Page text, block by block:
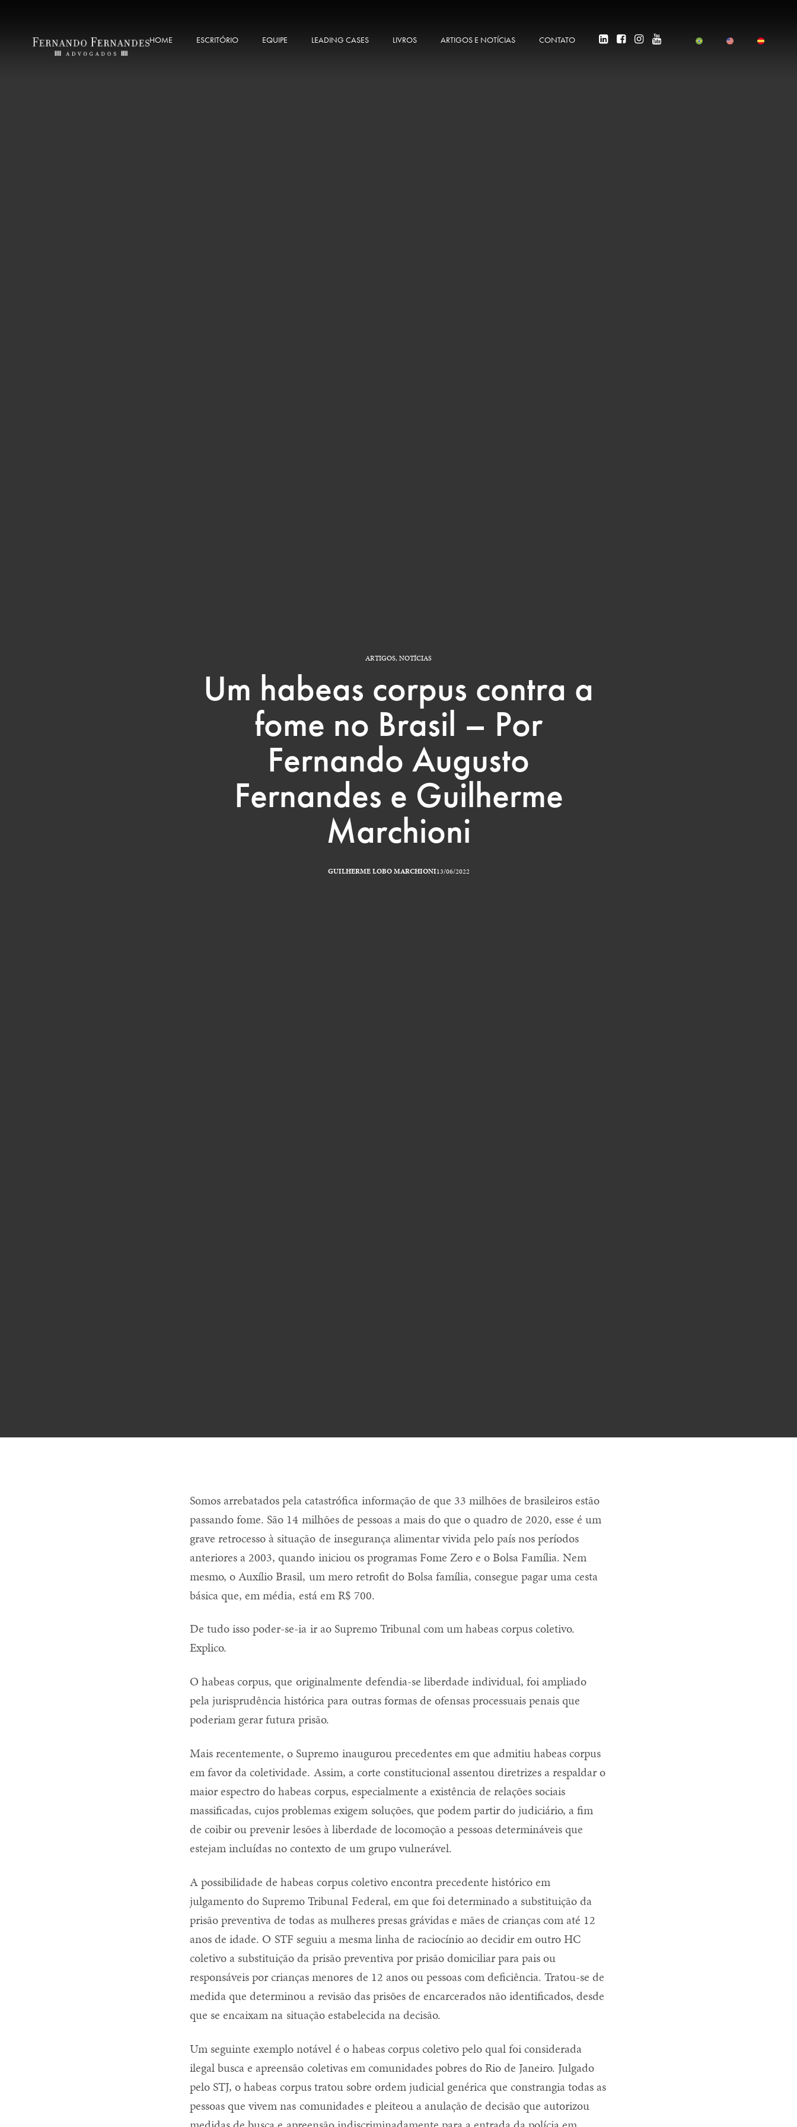
HOME ESCRITÓRIO EQUIPE LEADING CASES LIVROS ARTIGOS E NOTÍCIAS CONTATO
ARTIGOS,NOTÍCIAS
Um habeas corpus contra a
fome no Brasil – Por
Fernando Augusto
Fernandes e Guilherme
Marchioni
GUILHERME LOBO MARCHIONI13/06/2022
Somos arrebatados pela catastrófica informação de que 33 milhões de brasileiros estão
passando fome. São 14 milhões de pessoas a mais do que o quadro de 2020, esse é um
grave retrocesso à situação de insegurança alimentar vivida pelo país nos períodos
anteriores a 2003, quando iniciou os programas Fome Zero e o Bolsa Família. Nem
mesmo, o Auxílio Brasil, um mero retrofit do Bolsa família, consegue pagar uma cesta
básica que, em média, está em R$ 700.
De tudo isso poder-se-ia ir ao Supremo Tribunal com um habeas corpus coletivo.
Explico.
O habeas corpus, que originalmente defendia-se liberdade individual, foi ampliado
pela jurisprudência histórica para outras formas de ofensas processuais penais que
poderiam gerar futura prisão.
Mais recentemente, o Supremo inaugurou precedentes em que admitiu habeas corpus
em favor da coletividade. Assim, a corte constitucional assentou diretrizes a respaldar o
maior espectro do habeas corpus, especialmente a existência de relações sociais
massificadas, cujos problemas exigem soluções, que podem partir do judiciário, a fim
de coibir ou prevenir lesões à liberdade de locomoção a pessoas determináveis que
estejam incluídas no contexto de um grupo vulnerável.
A possibilidade de habeas corpus coletivo encontra precedente histórico em
julgamento do Supremo Tribunal Federal, em que foi determinado a substituição da
prisão preventiva de todas as mulheres presas grávidas e mães de crianças com até 12
anos de idade. O STF seguiu a mesma linha de raciocínio ao decidir em outro HC
coletivo a substituição da prisão preventiva por prisão domiciliar para pais ou
responsáveis por crianças menores de 12 anos ou pessoas com deficiência. Tratou-se de
medida que determinou a revisão das prisões de encarcerados não identificados, desde
que se encaixam na situação estabelecida na decisão.
Um seguinte exemplo notável é o habeas corpus coletivo pelo qual foi considerada
ilegal busca e apreensão coletivas em comunidades pobres do Rio de Janeiro. Julgado
pelo STJ, o habeas corpus tratou sobre ordem judicial genérica que constrangia todas as
pessoas que vivem nas comunidades e pleiteou a anulação de decisão que autorizou